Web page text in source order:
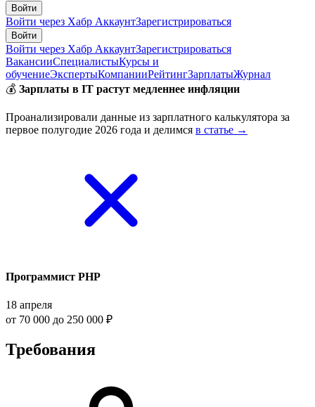
Войти
Войти через Хабр АккаунтЗарегистрироваться
Войти
Войти через Хабр АккаунтЗарегистрироваться
ВакансииСпециалистыКурсы и
обучениеЭкспертыКомпанииРейтингЗарплатыЖурнал
💰 Зарплаты в IT растут медленнее инфляции
Проанализировали данные из зарплатного калькулятора за
первое полугодие 2026 года и делимся в статье →
Программист PHP
18 апреля
от 70 000 до 250 000 ₽
Требования